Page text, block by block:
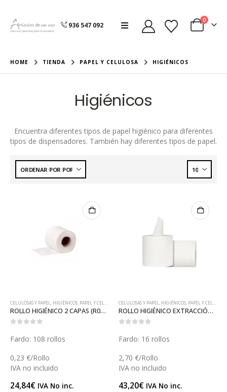
936 547 092
0
HOME TIENDA PAPEL Y CELULOSA HIGIÉNICOS
Higiénicos
Encuentra diferentes tipos de papel higiénico para diferentes
tipos de dispensadores. También hay diferentes tipos de papel.
CELULOSAS Y PAPEL, HIGIÉNICOS, PAPEL Y CELULOSAS
ROLLO HIGIÉNICO 2 CAPAS (R005)
Fardo: 108 rollos
0,23 €/Rollo
IVA no incluido
24,84€ IVA No inc.
CELULOSAS Y PAPEL, HIGIÉNICOS, PAPEL Y CELULOSAS
ROLLO HIGIÉNICO EXTRACCIÓN INTERIOR VERTICAL (R002V)
Fardo: 16 rollos
2,70 €/Rollo
IVA no incluido
43,20€ IVA No inc.